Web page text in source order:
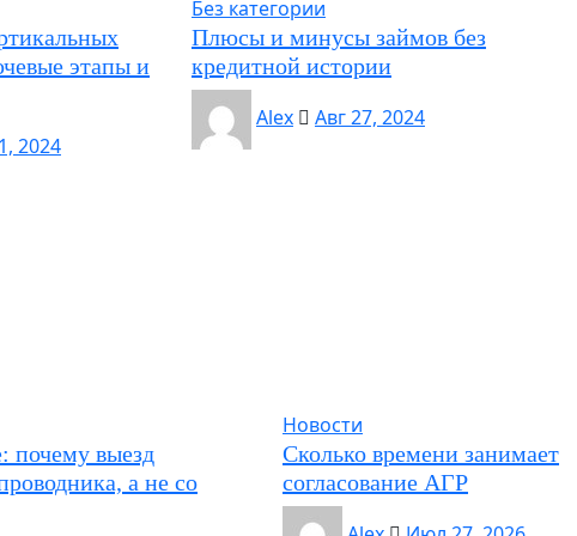
этапы и
2024
Без категории
Плюсы и минусы займов без
кредитной истории
Alex
Авг 27, 2024
почему выезд
а не со
Новости
Сколько времени занимает
согласование АГР